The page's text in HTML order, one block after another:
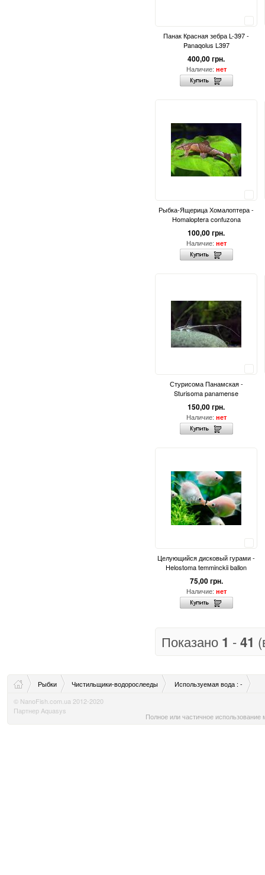
Панак Красная зебра L-397 -
Panaqolus L397
400,00 грн.
Наличие: нет
Рыбка-Ящерица Хомалоптера -
Homaloptera confuzona
100,00 грн.
Наличие: нет
Стурисома Панамская -
Sturisoma panamense
150,00 грн.
Наличие: нет
Целующийся дисковый гурами -
Helostoma temminckii ballon
75,00 грн.
Наличие: нет
Показано 1 -41
Рыбки Чистильщики-водорослееды
Используемая вода : -
© NanoFish.com.ua 2012-2020
Партнер Aquasys
Полное или частичное